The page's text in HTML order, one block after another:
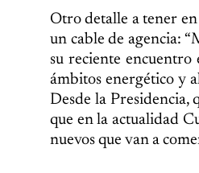
Otro detalle a tener
un cable de agencia:
su reciente encuentro
ámbitos energético y
Desde la Presidencia,
que en la actualidad
nuevos que van a